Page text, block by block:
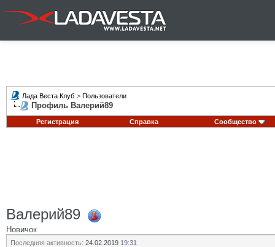
Лада Веста Клуб > Пользователи
Профиль Валерий89
Регистрация Справка Сообщество
Валерий89
Новичок
Последняя активность: 24.02.2019 19:31